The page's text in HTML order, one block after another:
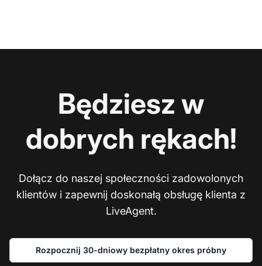
Będziesz w
dobrych rękach!
Dołącz do naszej społeczności zadowolonych
klientów i zapewnij doskonałą obsługę klienta z
LiveAgent.
Rozpocznij 30-dniowy bezpłatny okres próbny